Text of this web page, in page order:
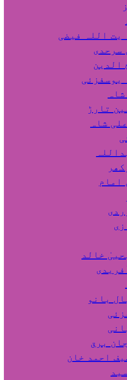
یت اللہ فیضی
سرحدی
الدین
یوسفزئی
تارڑ
شاہ
امام
خالد
بانو
برق
احمد خان